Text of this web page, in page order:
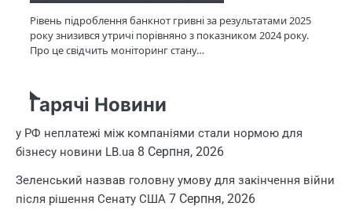
Рівень підроблення банкнот гривні за результатами 2025
року знизився утричі порівняно з показником 2024 року.
Про це свідчить моніторинг стану…
Гарячі Новини
у РФ неплатежі між компаніями стали нормою для
бізнесу новини LB.ua 8 Серпня, 2026
Зеленський назвав головну умову для закінчення війни
після рішення Сенату США 7 Серпня, 2026